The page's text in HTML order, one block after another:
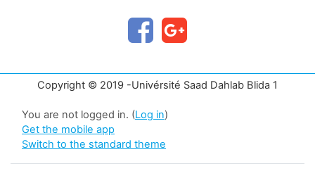
Copyright © 2019 -Univérsité Saad Dahlab Blida 1
You are not logged in. (Log in)
Get the mobile app
Switch to the standard theme